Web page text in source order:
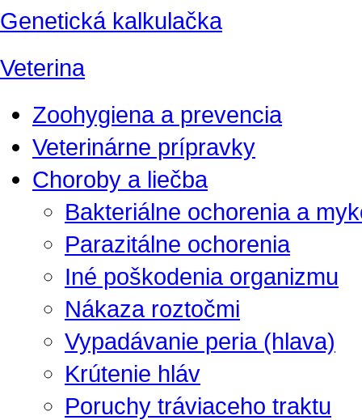
Genetická kalkulačka
Veterina
Zoohygiena a prevencia
Veterinárne prípravky
Choroby a liečba
Bakteriálne ochorenia a
Parazitálne ochorenia
Iné poškodenia organizmu
Nákaza roztočmi
Vypadávanie peria (hlava)
Krútenie hláv
Poruchy tráviaceho traktu